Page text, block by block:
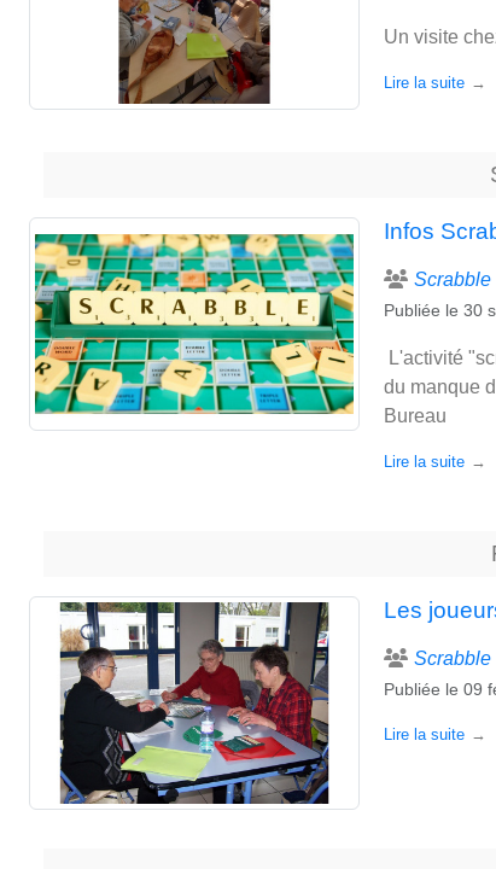
Un visite
Lire la suite
Infos
Scrabble
Publiée le30
L'activité
du manque
Bureau
Lire la suite
Les
Scrabble
Publiée le09
Lire la suite